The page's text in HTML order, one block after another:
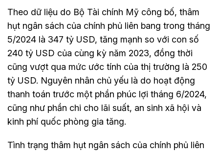
Theo dữ liệu do Bộ Tài chính Mỹ công bố, thâm
hụt ngân sách của chính phủ liên bang trong tháng
5/2024 là 347 tỷ USD, tăng mạnh so với con số
240 tỷ USD của cùng kỳ năm 2023, đồng thời
cũng vượt qua mức ước tính của thị trường là 250
tỷ USD. Nguyên nhân chủ yếu là do hoạt động
thanh toán trước một phần phúc lợi tháng 6/2024,
cũng như phần chi cho lãi suất, an sinh xã hội và
kinh phí quốc phòng gia tăng.
Tình trạng thâm hụt ngân sách của chính phủ liên